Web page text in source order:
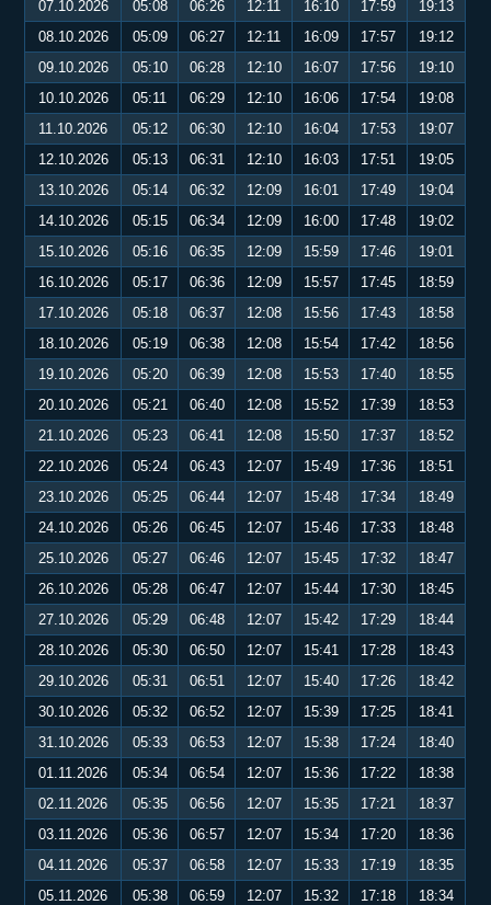
07.10.2026
05:08 06:26 12:11 16:10 17:59
19:13
08.10.2026
05:09 06:27 12:11 16:09 17:57
19:12
09.10.2026
05:10 06:28 12:10 16:07 17:56
19:10
10.10.2026
05:11 06:29 12:10 16:06 17:54
19:08
11.10.2026
05:12 06:30 12:10 16:04 17:53
19:07
12.10.2026
05:13 06:31 12:10 16:03 17:51
19:05
13.10.2026
05:14 06:32 12:09 16:01 17:49
19:04
14.10.2026
05:15 06:34 12:09 16:00 17:48
19:02
15.10.2026
05:16 06:35 12:09 15:59 17:46
19:01
16.10.2026
05:17 06:36 12:09 15:57 17:45
18:59
17.10.2026
05:18 06:37 12:08 15:56 17:43
18:58
18.10.2026
05:19 06:38 12:08 15:54 17:42
18:56
19.10.2026
05:20 06:39 12:08 15:53 17:40
18:55
20.10.2026
05:21 06:40 12:08 15:52 17:39
18:53
21.10.2026
05:23 06:41 12:08 15:50 17:37
18:52
22.10.2026
05:24 06:43 12:07 15:49 17:36
18:51
23.10.2026
05:25 06:44 12:07 15:48 17:34
18:49
24.10.2026
05:26 06:45 12:07 15:46 17:33
18:48
25.10.2026
05:27 06:46 12:07 15:45 17:32
18:47
26.10.2026
05:28 06:47 12:07 15:44 17:30
18:45
27.10.2026
05:29 06:48 12:07 15:42 17:29
18:44
28.10.2026
05:30 06:50 12:07 15:41 17:28
18:43
29.10.2026
05:31 06:51 12:07 15:40 17:26
18:42
30.10.2026
05:32 06:52 12:07 15:39 17:25
18:41
31.10.2026
05:33 06:53 12:07 15:38 17:24
18:40
01.11.2026
05:34 06:54 12:07 15:36 17:22
18:38
02.11.2026
05:35 06:56 12:07 15:35 17:21
18:37
03.11.2026
05:36 06:57 12:07 15:34 17:20
18:36
04.11.2026
05:37 06:58 12:07 15:33 17:19
18:35
05.11.2026
05:38 06:59 12:07 15:32 17:18 18:34